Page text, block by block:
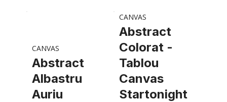
CANVAS
Abstract
Albastru
Auriu
CANVAS
Abstract
Colorat -
Tablou
Canvas
Startonight